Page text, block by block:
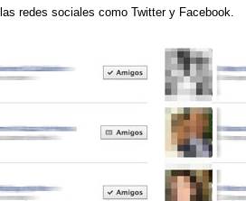
redes sociales como Twitter y Facebook.